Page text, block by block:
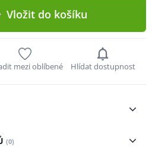
Vložit do košíku
mezi oblíbené Hlídat dostupnost
(0)